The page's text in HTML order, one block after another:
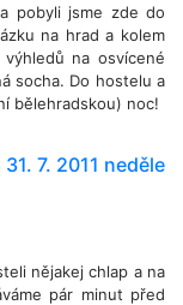
pobyli jsme zde do
na hrad a kolem
na osvícené
socha. Do hostelu a
bělehradskou) noc!
31. 7. 2011 neděle
nějakej chlap a na
pár minut před